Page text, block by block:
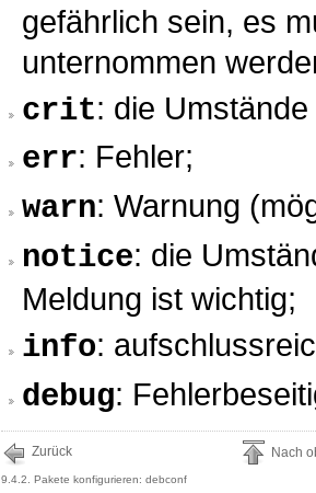
gefährlich sein, es
unternommen
crit: die
err: Fehler;
warn: Warnung
notice: die
Meldung ist wichtig;
info:
debug:
Zurück
9.4.2. Pakete konfigurieren: debconf
Nach